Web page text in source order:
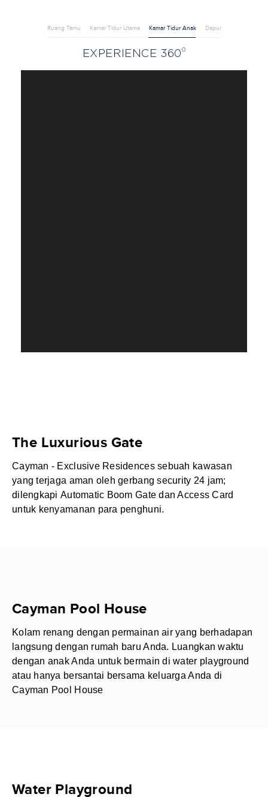
Ruang Tamu Kamar Tidur Utama Kamar Tidur Anak Dapur
EXPERIENCE 360 0
The Luxurious Gate
Cayman - Exclusive Residences sebuah kawasan
yang terjaga aman oleh gerbang security 24 jam;
dilengkapi Automatic Boom Gate dan Access Card
untuk kenyamanan para penghuni.
Cayman Pool House
Kolam renang dengan permainan air yang berhadapan
langsung dengan rumah baru Anda. Luangkan waktu
dengan anak Anda untuk bermain di water playground
atau hanya bersantai bersama keluarga Anda di
Cayman Pool House
Water Playground